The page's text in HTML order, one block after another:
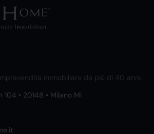
immobiliare da più di 40 anni.
104 • 20148 • Milano MI